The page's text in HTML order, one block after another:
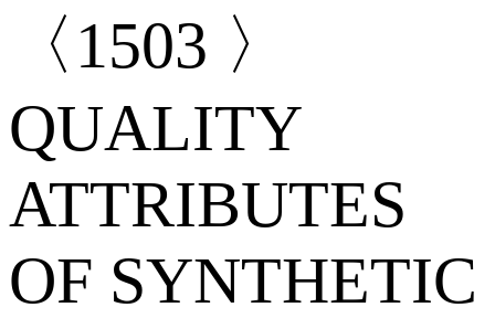
〈1503 〉
QUALITY
ATTRIBUTES
OF SYNTHETIC